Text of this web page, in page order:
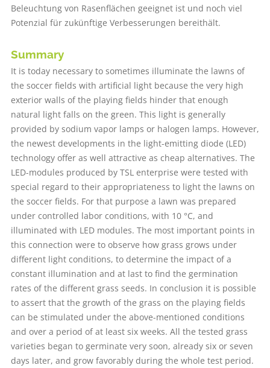
Beleuchtung von Rasenflächen geeignet ist und noch viel
Potenzial für zukünftige Verbesserungen bereithält.
Summary
It is today necessary to sometimes illuminate the lawns of
the soccer fields with artificial light because the very high
exterior walls of the playing fields hinder that enough
natural light falls on the green. This light is generally
provided by sodium vapor lamps or halogen lamps. However,
the newest developments in the light-emitting diode (LED)
technology offer as well attractive as cheap alternatives. The
LED-modules produced by TSL enterprise were tested with
special regard to their appropriateness to light the lawns on
the soccer fields. For that purpose a lawn was prepared
under controlled labor conditions, with 10 °C, and
illuminated with LED modules. The most important points in
this connection were to observe how grass grows under
different light conditions, to determine the impact of a
constant illumination and at last to find the germination
rates of the different grass seeds. In conclusion it is possible
to assert that the growth of the grass on the playing fields
can be stimulated under the above-mentioned conditions
and over a period of at least six weeks. All the tested grass
varieties began to germinate very soon, already six or seven
days later, and grow favorably during the whole test period.